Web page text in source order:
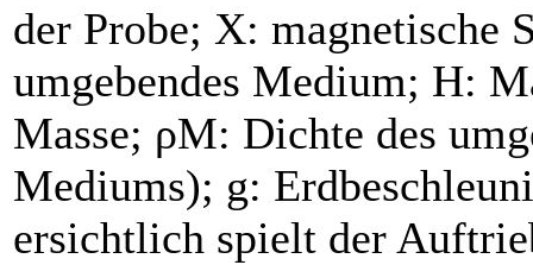
der Probe; Χ: magnetische
umgebendes Medium; H:
Masse; ρM: Dichte des
Mediums); g:
ersichtlich spielt der